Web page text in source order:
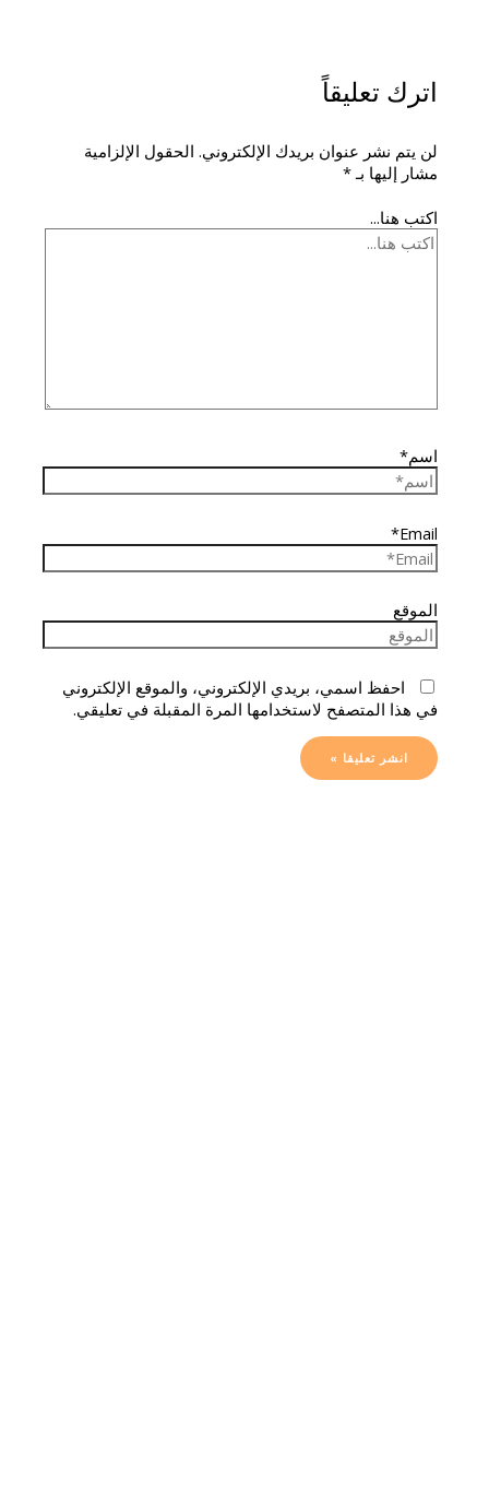
اترك تعليقاً
لن يتم نشر عنوان بريدك الإلكتروني. الحقول الإلزامية
مشار إليها بـ*
اكتب هنا...
اسم*
Email*
الموقع
احفظ اسمي، بريدي الإلكتروني، والموقع الإلكتروني
في هذا المتصفح لاستخدامها المرة المقبلة في تعليقي.